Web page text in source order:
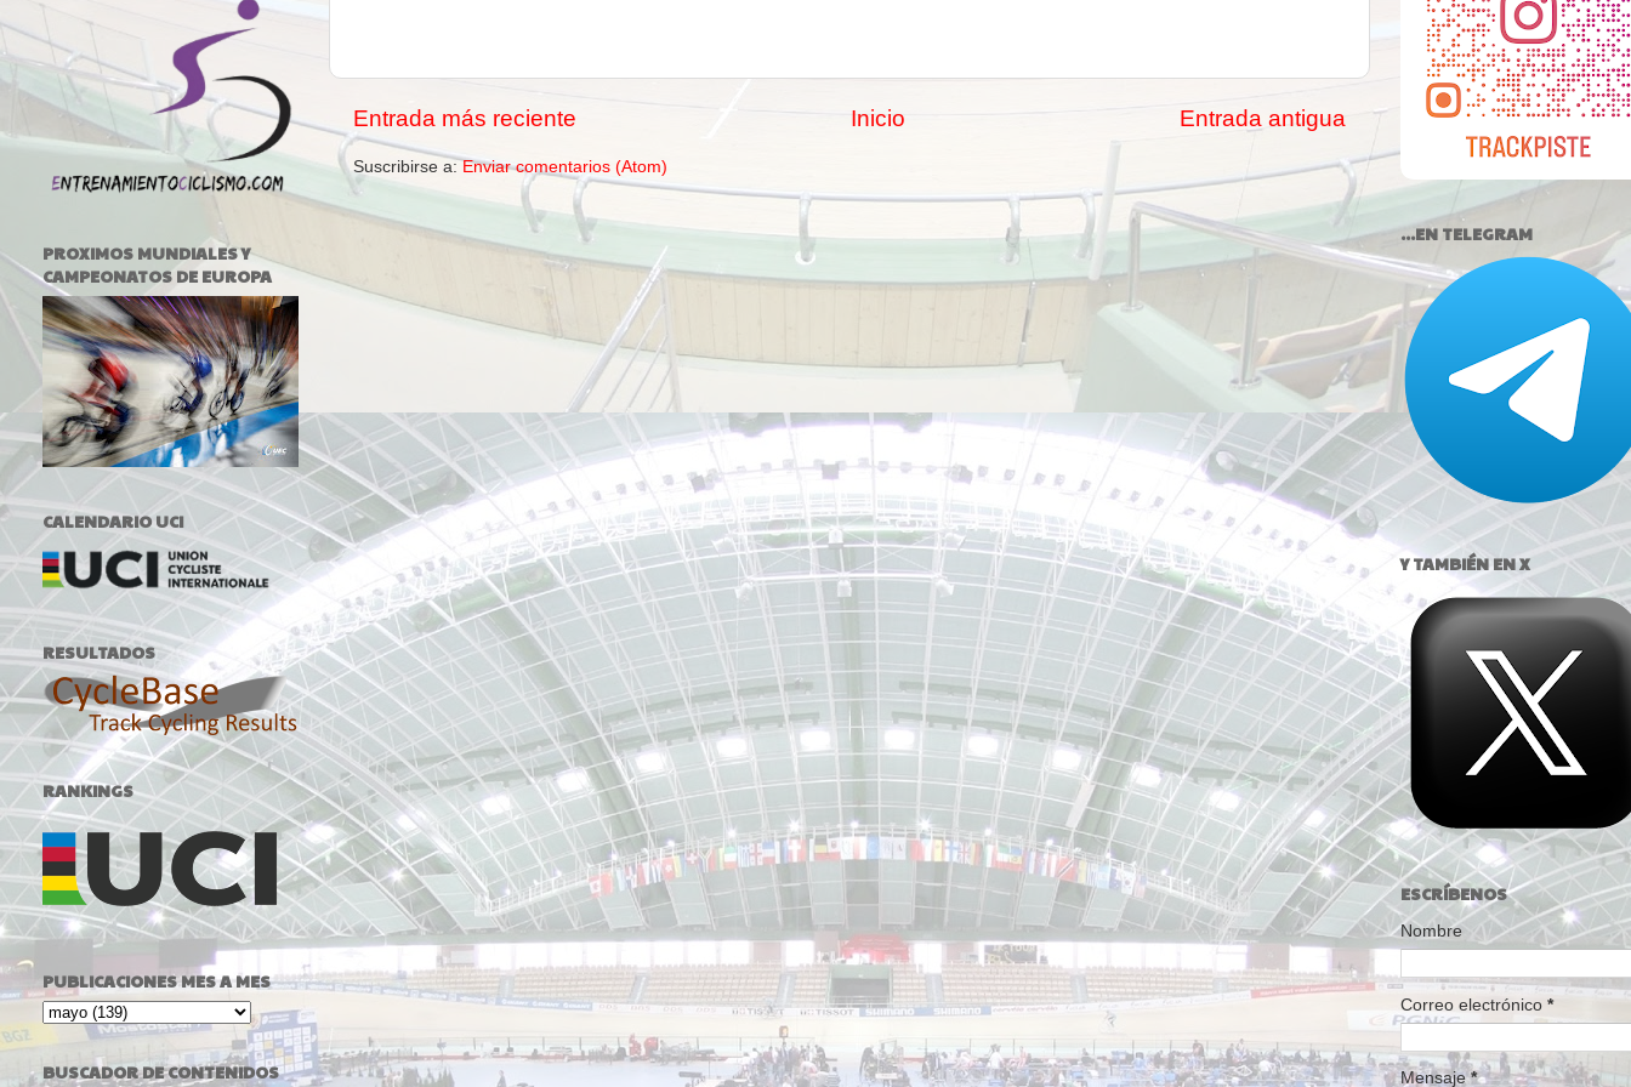
Entrada más reciente Entrada antigua
Inicio
Suscribirse a:Enviar comentarios (Atom)
PROXIMOS MUNDIALES Y
CAMPEONATOS DE EUROPA
CALENDARIO UCI
RESULTADOS
RANKINGS
PUBLICACIONES MES A MES
BUSCADOR DE CONTENIDOS
...EN TELEGRAM
Y TAMBIÉN EN X
ESCRÍBENOS
Nombre
Correo electrónico *
Mensaje*